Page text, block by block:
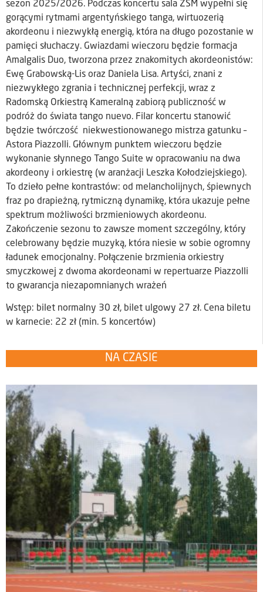
sezon 2025/2026. Podczas koncertu sala ZSM wypełni się
gorącymi rytmami argentyńskiego tanga, wirtuozerią
akordeonu i niezwykłą energią, która na długo pozostanie w
pamięci słuchaczy. Gwiazdami wieczoru będzie formacja
Amalgalis Duo, tworzona przez znakomitych akordeonistów:
Ewę Grabowską-Lis oraz Daniela Lisa. Artyści, znani z
niezwykłego zgrania i technicznej perfekcji, wraz z
Radomską Orkiestrą Kameralną zabiorą publiczność w
podróż do świata tango nuevo. Filar koncertu stanowić
będzie twórczość niekwestionowanego mistrza gatunku –
Astora Piazzolli. Głównym punktem wieczoru będzie
wykonanie słynnego Tango Suite w opracowaniu na dwa
akordeony i orkiestrę (w aranżacji Leszka Kołodziejskiego).
To dzieło pełne kontrastów: od melancholijnych, śpiewnych
fraz po drapieżną, rytmiczną dynamikę, która ukazuje pełne
spektrum możliwości brzmieniowych akordeonu.
Zakończenie sezonu to zawsze moment szczególny, który
celebrowany będzie muzyką, która niesie w sobie ogromny
ładunek emocjonalny. Połączenie brzmienia orkiestry
smyczkowej z dwoma akordeonami w repertuarze Piazzolli
to gwarancja niezapomnianych wrażeń
Wstęp: bilet normalny 30 zł, bilet ulgowy 27 zł. Cena biletu
w karnecie: 22 zł (min. 5 koncertów)
NA CZASIE